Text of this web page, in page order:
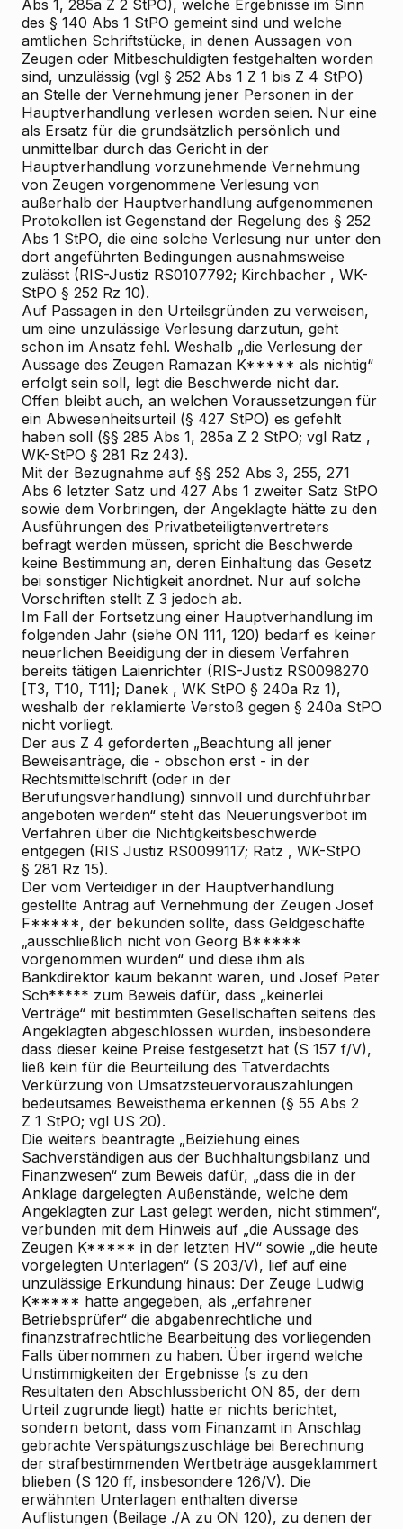
Abs 1, 285a Z 2 StPO), welche Ergebnisse im Sinn
des § 140 Abs 1 StPO gemeint sind und welche
amtlichen Schriftstücke, in denen Aussagen von
Zeugen oder Mitbeschuldigten festgehalten worden
sind, unzulässig (vgl § 252 Abs 1 Z 1 bis Z 4 StPO)
an Stelle der Vernehmung jener Personen in der
Hauptverhandlung verlesen worden seien. Nur eine
als Ersatz für die grundsätzlich persönlich und
unmittelbar durch das Gericht in der
Hauptverhandlung vorzunehmende Vernehmung
von Zeugen vorgenommene Verlesung von
außerhalb der Hauptverhandlung aufgenommenen
Protokollen ist Gegenstand der Regelung des § 252
Abs 1 StPO, die eine solche Verlesung nur unter den
dort angeführten Bedingungen ausnahmsweise
zulässt (RIS-Justiz RS0107792; Kirchbacher , WK-
StPO § 252 Rz 10).
Auf Passagen in den Urteilsgründen zu verweisen,
um eine unzulässige Verlesung darzutun, geht
schon im Ansatz fehl. Weshalb „die Verlesung der
Aussage des Zeugen Ramazan K***** als nichtig“
erfolgt sein soll, legt die Beschwerde nicht dar.
Offen bleibt auch, an welchen Voraussetzungen für
ein Abwesenheitsurteil (§ 427 StPO) es gefehlt
haben soll (§§ 285 Abs 1, 285a Z 2 StPO; vgl Ratz ,
WK-StPO § 281 Rz 243).
Mit der Bezugnahme auf §§ 252 Abs 3, 255, 271
Abs 6 letzter Satz und 427 Abs 1 zweiter Satz StPO
sowie dem Vorbringen, der Angeklagte hätte zu den
Ausführungen des Privatbeteiligtenvertreters
befragt werden müssen, spricht die Beschwerde
keine Bestimmung an, deren Einhaltung das Gesetz
bei sonstiger Nichtigkeit anordnet. Nur auf solche
Vorschriften stellt Z 3 jedoch ab.
Im Fall der Fortsetzung einer Hauptverhandlung im
folgenden Jahr (siehe ON 111, 120) bedarf es keiner
neuerlichen Beeidigung der in diesem Verfahren
bereits tätigen Laienrichter (RIS-Justiz RS0098270
[T3, T10, T11]; Danek , WK StPO § 240a Rz 1),
weshalb der reklamierte Verstoß gegen § 240a StPO
nicht vorliegt.
Der aus Z 4 geforderten „Beachtung all jener
Beweisanträge, die - obschon erst - in der
Rechtsmittelschrift (oder in der
Berufungsverhandlung) sinnvoll und durchführbar
angeboten werden“ steht das Neuerungsverbot im
Verfahren über die Nichtigkeitsbeschwerde
entgegen (RIS Justiz RS0099117; Ratz , WK-StPO
§ 281 Rz 15).
Der vom Verteidiger in der Hauptverhandlung
gestellte Antrag auf Vernehmung der Zeugen Josef
F*****, der bekunden sollte, dass Geldgeschäfte
„ausschließlich nicht von Georg B*****
vorgenommen wurden“ und diese ihm als
Bankdirektor kaum bekannt waren, und Josef Peter
Sch***** zum Beweis dafür, dass „keinerlei
Verträge“ mit bestimmten Gesellschaften seitens des
Angeklagten abgeschlossen wurden, insbesondere
dass dieser keine Preise festgesetzt hat (S 157 f/V),
ließ kein für die Beurteilung des Tatverdachts
Verkürzung von Umsatzsteuervorauszahlungen
bedeutsames Beweisthema erkennen (§ 55 Abs 2
Z 1 StPO; vgl US 20).
Die weiters beantragte „Beiziehung eines
Sachverständigen aus der Buchhaltungsbilanz und
Finanzwesen“ zum Beweis dafür, „dass die in der
Anklage dargelegten Außenstände, welche dem
Angeklagten zur Last gelegt werden, nicht stimmen“,
verbunden mit dem Hinweis auf „die Aussage des
Zeugen K***** in der letzten HV“ sowie „die heute
vorgelegten Unterlagen“ (S 203/V), lief auf eine
unzulässige Erkundung hinaus: Der Zeuge Ludwig
K***** hatte angegeben, als „erfahrener
Betriebsprüfer“ die abgabenrechtliche und
finanzstrafrechtliche Bearbeitung des vorliegenden
Falls übernommen zu haben. Über irgend welche
Unstimmigkeiten der Ergebnisse (s zu den
Resultaten den Abschlussbericht ON 85, der dem
Urteil zugrunde liegt) hatte er nichts berichtet,
sondern betont, dass vom Finanzamt in Anschlag
gebrachte Verspätungszuschläge bei Berechnung
der strafbestimmenden Wertbeträge ausgeklammert
blieben (S 120 ff, insbesondere 126/V). Die
erwähnten Unterlagen enthalten diverse
Auflistungen (Beilage ./A zu ON 120), zu denen der